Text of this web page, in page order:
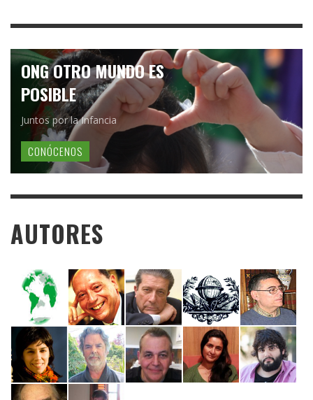
ONG OTRO MUNDO ES
POSIBLE
Juntos por la Infancia
CONÓCENOS
AUTORES